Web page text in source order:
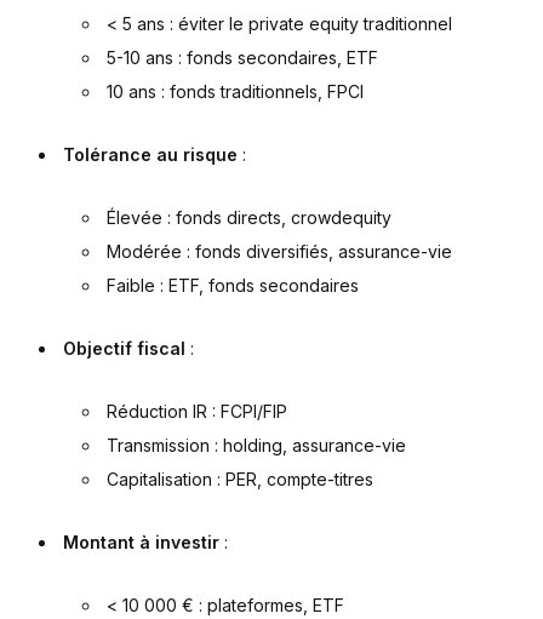
< 5 ans : éviter le private equity traditionnel
5-10 ans : fonds secondaires, ETF
10 ans : fonds traditionnels, FPCI
Tolérance au risque :
Élevée : fonds directs, crowdequity
Modérée : fonds diversifiés, assurance-vie
Faible : ETF, fonds secondaires
Objectif fiscal :
Réduction IR : FCPI/FIP
Transmission : holding, assurance-vie
Capitalisation : PER, compte-titres
Montant à investir :
< 10 000 € : plateformes, ETF